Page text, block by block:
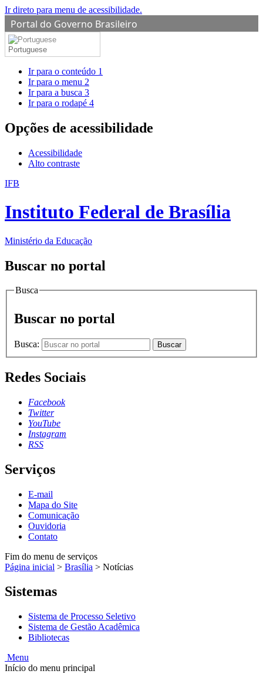
Ir direto para menu de acessibilidade.
Portal do Governo Brasileiro
Portuguese
Ir para o conteúdo 1
Ir para o menu 2
Ir para a busca 3
Ir para o rodapé 4
Opções de acessibilidade
Acessibilidade
Alto contraste
IFB
Instituto Federal de Brasília
Ministério da Educação
Buscar no portal
Busca
Buscar no portal
Busca: Buscar
Redes Sociais
Facebook
Twitter
YouTube
Instagram
RSS
Serviços
E-mail
Mapa do Site
Comunicação
Ouvidoria
Contato
Fim do menu de serviços
Página inicial > Brasília > Notícias
Sistemas
Sistema de Processo Seletivo
Sistema de Gestão Acadêmica
Bibliotecas
Menu
Início do menu principal